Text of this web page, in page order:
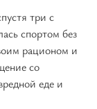
три с
спортом без
рационом и
со
еде и